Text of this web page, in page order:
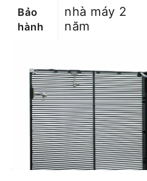
Bảo
hành
nhà máy 2
năm